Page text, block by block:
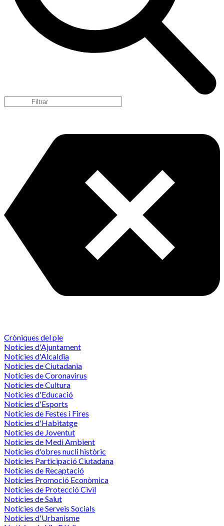
Cròniques del ple
Notícies d'Ajuntament
Notícies d'Alcaldia
Notícies de Ciutadania
Notícies de Coronavirus
Notícies de Cultura
Notícies d'Educació
Notícies d'Esports
Notícies de Festes i Fires
Notícies d'Habitatge
Notícies de Joventut
Notícies de Medi Ambient
Notícies d'obres nucli històric
Notícies Participació Ciutadana
Notícies de Recaptació
Notícies Promoció Econòmica
Notícies de Protecció Civil
Notícies de Salut
Notícies de Serveis Socials
Notícies d'Urbanisme